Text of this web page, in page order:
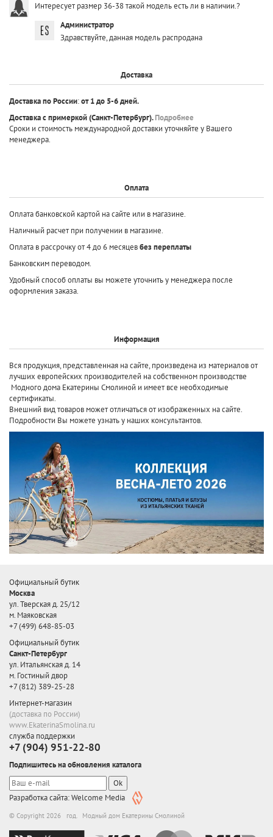
Интересует размер 36-38 такой модель есть ли в наличии.?
Администратор
Здравствуйте, данная модель распродана
Доставка
Доставка по России:от 1 до 5-6 дней.
Доставка с примеркой(Санкт-Петербург).Подробнее
Сроки и стоимость международной доставки уточняйте у Вашего
менеджера.
Оплата
Оплата банковской картой на сайте или в магазине.
Наличный расчет при получении в магазине.
Оплата в рассрочку от 4 до 6 месяцевбез переплаты
Банковским переводом.
Удобный способ оплаты вы можете уточнить у менеджера после
оформления заказа.
Информация
Вся продукция, представленная на сайте, произведена из материалов от
лучших европейских производителей на собственном производстве
Модного дома Екатерины Смолиной и имеет все необходимые
сертификаты.
Внешний вид товаров может отличаться от изображенных на сайте.
Подробности Вы можете узнать у наших консультантов.
Официальный бутик
Москва
ул. Тверская д. 25/12
м. Маяковская
+7 (499) 648-85-03
Официальный бутик
Санкт-Петербург
ул. Итальянская д. 14
м. Гостиный двор
+7 (812) 389-25-28
Интернет-магазин
(доставка по России)
www.EkaterinaSmolina.ru
служба поддержки
+7 (904) 951-22-80
Подпишитесь на обновления каталога
Ok
Разработка сайта: Welcome Media
© Copyright 2026 год. Модный дом Екатерины Смолиной